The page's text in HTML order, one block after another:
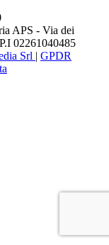
APS - Via dei
02261040485
Srl | GPDR